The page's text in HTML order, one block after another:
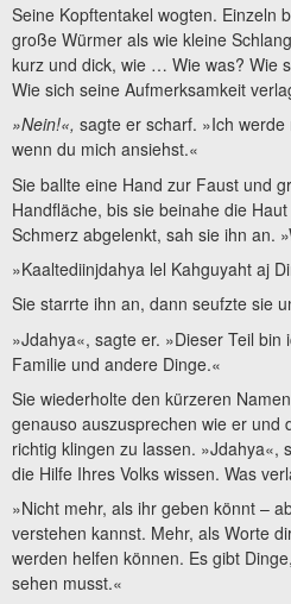
Seine Kopftentakel wogten. Einzeln
große Würmer als wie kleine
kurz und dick, wie … Wie was? Wie
Wie sich seine Aufmerksamkeit
»Nein!«, sagte er scharf. »Ich
wenn du mich ansiehst.«
Sie ballte eine Hand zur Faust und
Handfläche, bis sie beinahe die
Schmerz abgelenkt, sah sie ihn an.
»Kaaltediinjdahya lel Kahguyaht aj
Sie starrte ihn an, dann seufzte sie
»Jdahya«, sagte er. »Dieser Teil bin
Familie und andere Dinge.«
Sie wiederholte den kürzeren
genauso auszusprechen wie er und
richtig klingen zu lassen. »Jdahya«,
die Hilfe Ihres Volks wissen. Was
»Nicht mehr, als ihr geben könnt –
verstehen kannst. Mehr, als Worte
werden helfen können. Es gibt
sehen musst.«